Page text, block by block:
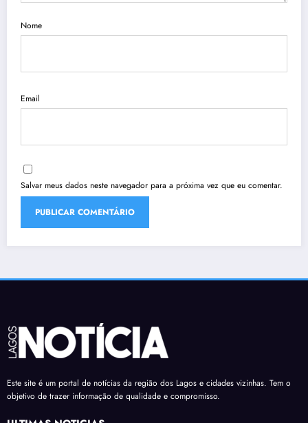
Nome
Email
Salvar meus dados neste navegador para a próxima vez que eu comentar.
Este site é um portal de notícias da região dos Lagos e cidades vizinhas. Tem o
objetivo de trazer informação de qualidade e compromisso.